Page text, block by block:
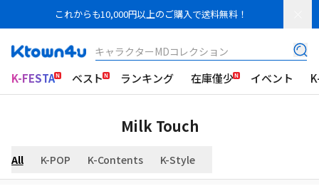
これからも10,000円以上のご購入で送料無料！
キャラクターMDコレクション
K-FESTA ベスト ランキング 在庫僅少 イベント
Milk Touch
All K-POP K-Contents K-Style